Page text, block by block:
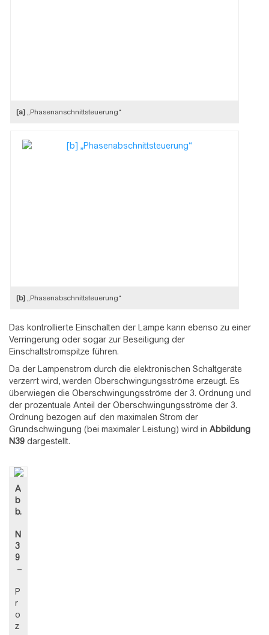
[a] „Phasenanschnittsteuerung“
[b] „Phasenabschnittsteuerung“
Das kontrollierte Einschalten der Lampe kann ebenso zu einer
Verringerung oder sogar zur Beseitigung der
Einschaltstromspitze führen.
Da der Lampenstrom durch die elektronischen Schaltgeräte
verzerrt wird, werden Oberschwingungsströme erzeugt. Es
überwiegen die Oberschwingungsströme der 3. Ordnung und
der prozentuale Anteil der Oberschwingungsströme der 3.
Ordnung bezogen auf den maximalen Strom der
Grundschwingung (bei maximaler Leistung) wird in Abbildung
N39 dargestellt.
A
b
b.
N
3
9
–
P
r
o
z